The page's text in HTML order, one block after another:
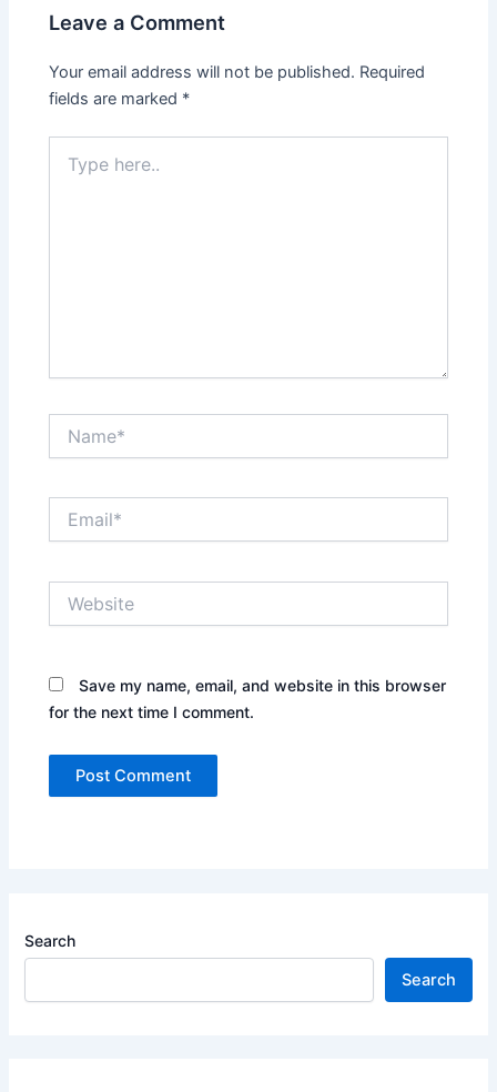
Search
Search
Leave a Comment
Your email address will not be published. Required
fields are marked *
here..
Save my name, email, and website in this browser
for the next time I comment.